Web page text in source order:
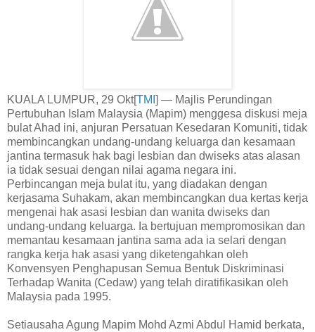
KUALA LUMPUR, 29 Okt[TMI ] — Majlis Perundingan
Pertubuhan Islam Malaysia (Mapim) menggesa diskusi meja
bulat Ahad ini, anjuran Persatuan Kesedaran Komuniti, tidak
membincangkan undang-undang keluarga dan kesamaan
jantina termasuk hak bagi lesbian dan dwiseks atas alasan
ia tidak sesuai dengan nilai agama negara ini.
Perbincangan meja bulat itu, yang diadakan dengan
kerjasama Suhakam, akan membincangkan dua kertas kerja
mengenai hak asasi lesbian dan wanita dwiseks dan
undang-undang keluarga. Ia bertujuan mempromosikan dan
memantau kesamaan jantina sama ada ia selari dengan
rangka kerja hak asasi yang diketengahkan oleh
Konvensyen Penghapusan Semua Bentuk Diskriminasi
Terhadap Wanita (Cedaw) yang telah diratifikasikan oleh
Malaysia pada 1995.
Setiausaha Agung Mapim Mohd Azmi Abdul Hamid berkata,